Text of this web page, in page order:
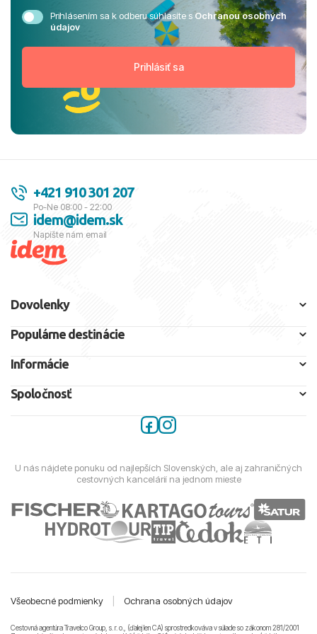
Prihlásením sa k odberu súhlasíte sOchranou osobných
údajov
+421 910 301 207
Po-Ne 08:00 - 22:00
idem@idem.sk
Napíšte nám email
Dovolenky
Populárne destinácie
Informácie
Spoločnosť
U nás nájdete ponuku od najlepších Slovenských, ale aj zahraničných
cestovných kancelárií na jednom mieste
Všeobecné podmienky Ochrana osobných údajov
Cestovná agentúra Travelco Group, s. r. o., (ďalej len CA) sprostredkováva v súlade so zákonom 281/2001